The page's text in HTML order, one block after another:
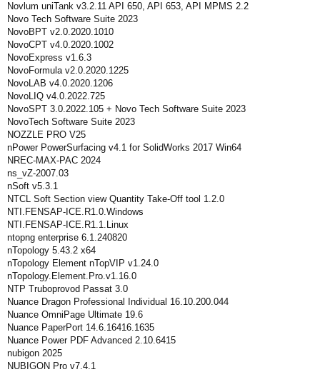
Novlum uniTank v3.2.11 API 650, API 653, API MPMS 2.2
Novo Tech Software Suite 2023
NovoBPT v2.0.2020.1010
NovoCPT v4.0.2020.1002
NovoExpress v1.6.3
NovoFormula v2.0.2020.1225
NovoLAB v4.0.2020.1206
NovoLIQ v4.0.2022.725
NovoSPT 3.0.2022.105 + Novo Tech Software Suite 2023
NovoTech Software Suite 2023
NOZZLE PRO V25
nPower PowerSurfacing v4.1 for SolidWorks 2017 Win64
NREC-MAX-PAC 2024
ns_vZ-2007.03
nSoft v5.3.1
NTCL Soft Section view Quantity Take-Off tool 1.2.0
NTI.FENSAP-ICE.R1.0.Windows
NTI.FENSAP-ICE.R1.1.Linux
ntopng enterprise 6.1.240820
nTopology 5.43.2 x64
nTopology Element nTopVIP v1.24.0
nTopology.Element.Pro.v1.16.0
NTP Truboprovod Passat 3.0
Nuance Dragon Professional Individual 16.10.200.044
Nuance OmniPage Ultimate 19.6
Nuance PaperPort 14.6.16416.1635
Nuance Power PDF Advanced 2.10.6415
nubigon 2025
NUBIGON Pro v7.4.1